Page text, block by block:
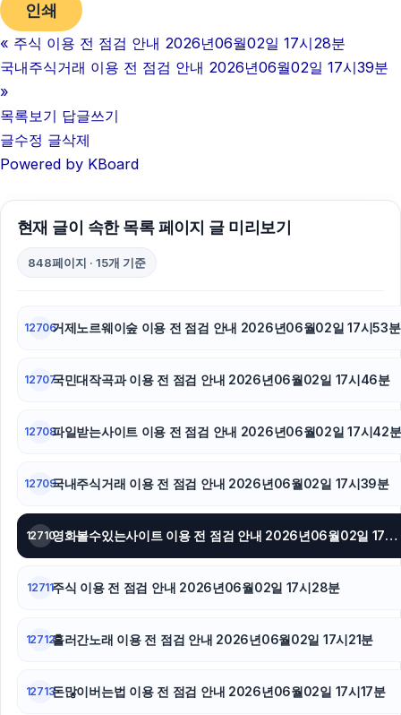
마포구하수구막힘
김해이혼전문변호사
용인하수구막힘
강남하수구막힘
트립닷컴할인코드
폰테크
인쇄
« 주식 이용 전 점검 안내 2026년06월02일 17시28분
국내주식거래 이용 전 점검 안내 2026년06월02일 17시39분
»
목록보기 답글쓰기
글수정 글삭제
Powered by KBoard
현재 글이 속한 목록 페이지 글 미리보기
848페이지 · 15개 기준
12706거제노르웨이숲 이용 전 점검 안내 2026년06월02일 17시53분
12707국민대작곡과 이용 전 점검 안내 2026년06월02일 17시46분
12708파일받는사이트 이용 전 점검 안내 2026년06월02일 17시42분
12709국내주식거래 이용 전 점검 안내 2026년06월02일 17시39분
12710 영화볼수있는사이트 이용 전 점검 안내 2026년06월02일 17시32분
12711주식 이용 전 점검 안내 2026년06월02일 17시28분
12712흘러간노래 이용 전 점검 안내 2026년06월02일 17시21분
12713돈많이버는법 이용 전 점검 안내 2026년06월02일 17시17분